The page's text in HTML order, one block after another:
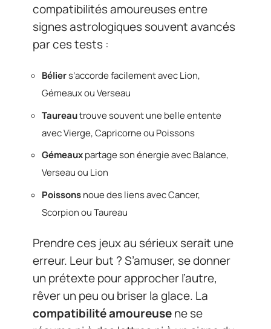
compatibilités amoureuses entre
signes astrologiques souvent avancés
par ces tests :
Béliers’accorde facilement avec Lion,
Gémeaux ou Verseau
Taureautrouve souvent une belle entente
avec Vierge, Capricorne ou Poissons
Gémeauxpartage son énergie avec Balance,
Verseau ou Lion
Poissonsnoue des liens avec Cancer,
Scorpion ou Taureau
Prendre ces jeux au sérieux serait une
erreur. Leur but ? S’amuser, se donner
un prétexte pour approcher l’autre,
rêver un peu ou briser la glace. La
compatibilité amoureusene se